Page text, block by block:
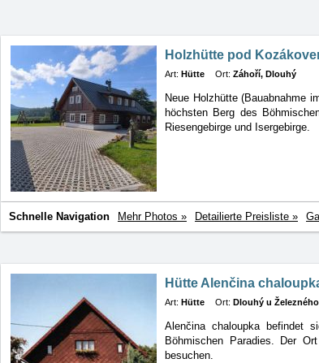
Holzhütte pod
Art: Hütte Ort: Záhoří, Dlouhý
Neue Holzhütte (Bauabnahme
höchsten Berg des
Riesengebirge und Isergebirge.
Schnelle Navigation Mehr Photos » Detailierte Preisliste »
Hütte Alenčina
Art: Hütte Ort: Dlouhý u
Alenčina chaloupka befindet
Böhmischen
Paradies. Der
besuchen.